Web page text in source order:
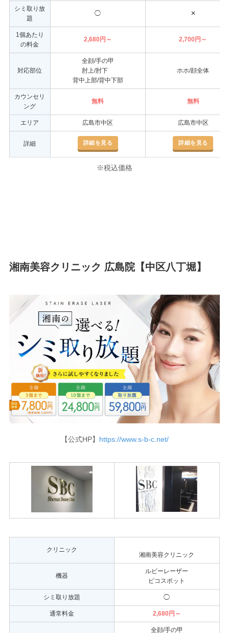
シミ取り放
題
◯ ✕
1個あたり
の料金
2,680円～ 2,700円～
対応部位
全顔/手の甲
肘上/肘下
背中上部/背中下部
ホホ/顔全体
カウンセリ
ング
無料 無料
エリア 広島市中区 広島市中区
詳細 詳細を見る 詳細を見る
※税込価格
湘南美容クリニック 広島院【中区八丁堀】
【公式HP】 https://www.s-b-c.net/
クリニック
湘南美容クリニック
機器
ルビーレーザー
ピコスポット
シミ取り放題 ◯
通常料金 2,680円～
全顔/手の甲